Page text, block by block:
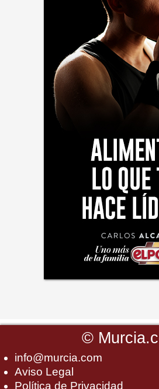
©
info@murcia.com
Aviso Legal
Política de Privacidad